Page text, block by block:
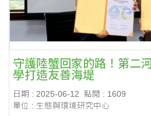
守護陸蟹回家的路！第二
學打造友善海堤
日期 : 2025-06-12
點閱 : 1609
單位 : 生態與環境研究中心